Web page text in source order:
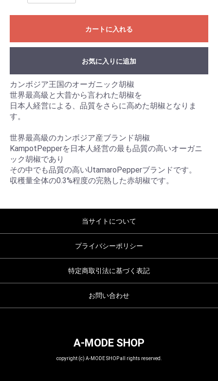
カートに入れる
お気に入りに追加
カンボジア王国のオーガニック胡椒
世界最高級と大昔から言われた胡椒を
日本人経営による、品質をさらに高めた胡椒となりま
す。
世界最高級のカンボジア産ブランド胡椒
KampotPepperを日本人経営の最も品質の高いオーガニ
ック胡椒であり
その中でも品質の高いUtamaroPepperブランドです。
収穫量全体の0.3%程度の完熟した赤胡椒です。
当サイトについて
プライバシーポリシー
特定商取引法に基づく表記
お問い合わせ
A-MODE SHOP
copyright (c) A-MODE SHOP all rights reserved.